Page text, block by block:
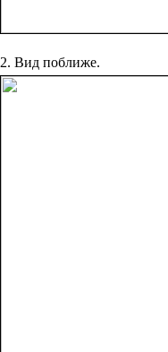
2. Вид поближе.